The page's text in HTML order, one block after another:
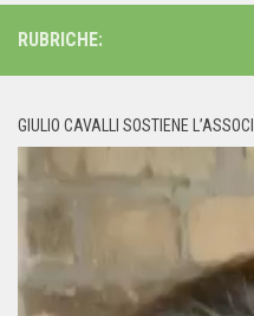
RUBRICHE:
GIULIO CAVALLI SOSTIENE
Player